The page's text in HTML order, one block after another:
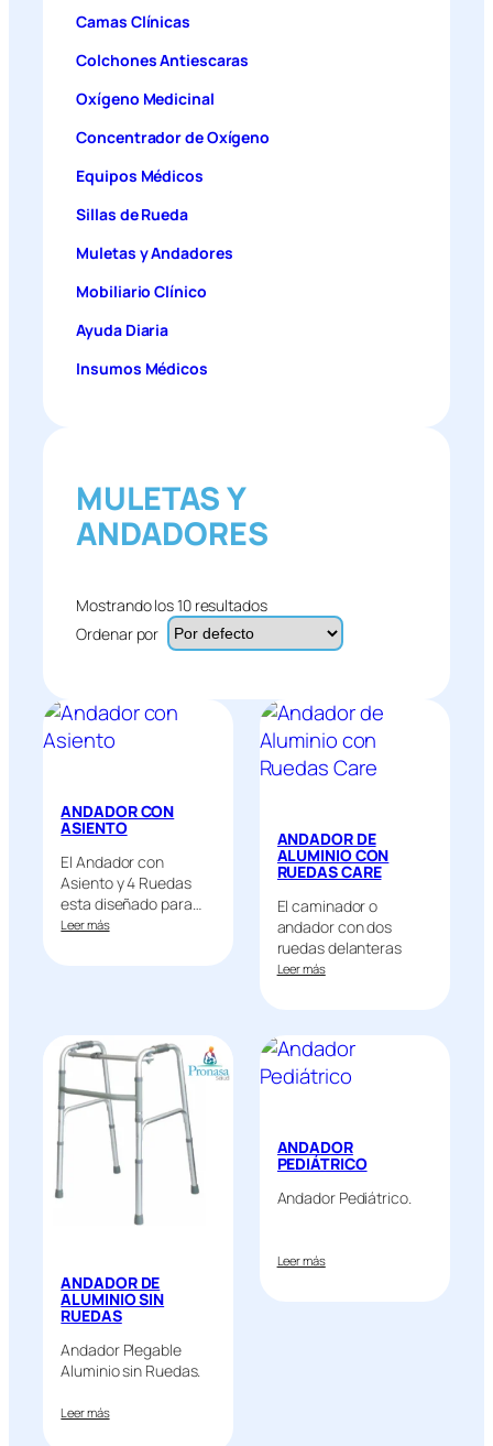
Camas Clínicas
Colchones Antiescaras
Oxígeno Medicinal
Concentrador de Oxígeno
Equipos Médicos
Sillas de Rueda
Muletas y Andadores
Mobiliario Clínico
Ayuda Diaria
Insumos Médicos
MULETAS Y
ANDADORES
Mostrando los 10 resultados
Ordenar por
ANDADOR CON
ASIENTO
El Andador con
Asiento y 4 Ruedas
esta diseñado para…
Leer más
ANDADOR DE
ALUMINIO CON
RUEDAS CARE
El caminador o
andador con dos
ruedas delanteras
está fabricado…
Leer más
ANDADOR DE
ALUMINIO SIN
RUEDAS
Andador Plegable
Aluminio sin Ruedas.
Leer más
ANDADOR
PEDIÁTRICO
Andador Pediátrico.
Leer más